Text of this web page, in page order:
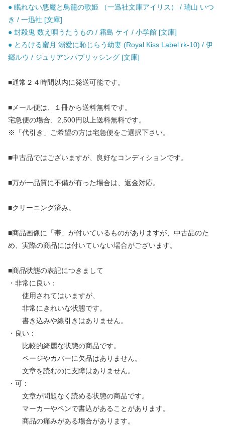
● 眠れない悪魔と鳥籠の歌姫 （一迅社文庫アイリス） / 瑞山 いつ
き / 一迅社 [文庫]
● 封殺鬼 数え唄うたうもの / 霜島 ケイ / 小学館 [文庫]
● とろける蜜月 溺愛に恥じらう幼妻 (Royal Kiss Label rk-10) / 伊
郷ルウ / ジュリアンパブリッシング [文庫]
■通常２４時間以内に発送可能です。
■メール便は、１冊から送料無料です。
宅急便の場合、2,500円以上送料無料です。
※「代引き」ご希望の方は宅急便をご選択下さい。
■中古品ではございますが、良好なコンディションです。
■万が一品質に不備が有った場合は、返金対応。
■クリーニング済み。
■商品画像に「帯」が付いているものがありますが、中古品のた
め、実際の商品には付いていない場合がございます。
■商品状態の表記につきまして
・非常に良い：
使用されてはいますが、
非常にきれいな状態です。
書き込みや線引きはありません。
・良い：
比較的綺麗な状態の商品です。
ページやカバーに欠品はありません。
文章を読むのに支障はありません。
・可：
文章が問題なく読める状態の商品です。
マーカーやペンで書込があることがあります。
商品の痛みがある場合があります。